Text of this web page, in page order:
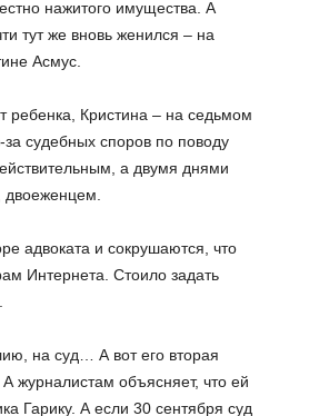
нажитого имущества. А
тут же вновь женился – на
Асмус.
ребенка, Кристина – на седьмом
судебных споров по поводу
а двумя днями
адвоката и сокрушаются, что
Интернета. Стоило задать
на суд… А вот его вторая
журналистам объясняет, что ей
Гарику. А если 30 сентября суд